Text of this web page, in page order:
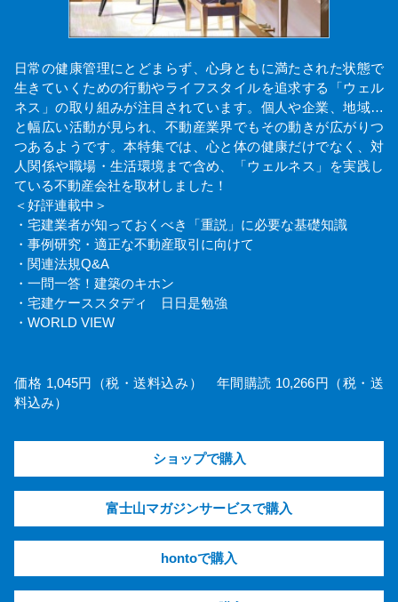
日常の健康管理にとどまらず、心身ともに満たされた状態で
生きていくための行動やライフスタイルを追求する「ウェル
ネス」の取り組みが注目されています。個人や企業、地域…
と幅広い活動が見られ、不動産業界でもその動きが広がりつ
つあるようです。本特集では、心と体の健康だけでなく、対
人関係や職場・生活環境まで含め、「ウェルネス」を実践し
ている不動産会社を取材しました！
＜好評連載中＞
・宅建業者が知っておくべき「重説」に必要な基礎知識
・事例研究・適正な不動産取引に向けて
・関連法規Q&A
・一問一答！建築のキホン
・宅建ケーススタディ 日日是勉強
・WORLD VIEW
価格 1,045円（税・送料込み） 年間購読 10,266円（税・送
料込み）
ショップで購入
富士山マガジンサービスで購入
hontoで購入